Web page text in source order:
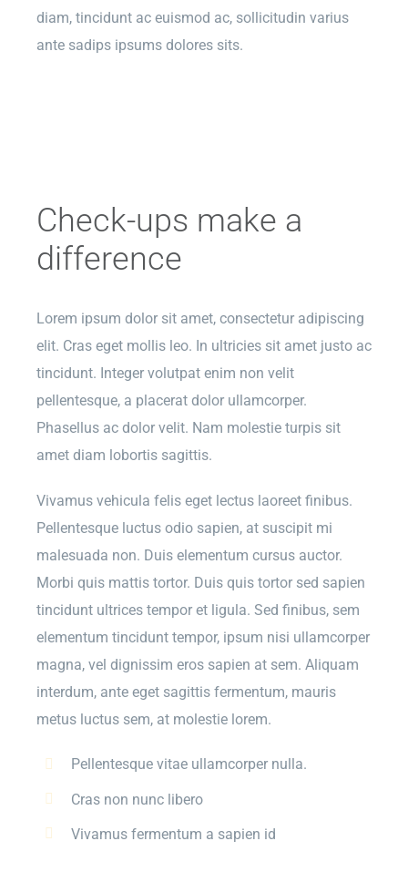
diam, tincidunt ac euismod ac, sollicitudin varius
ante sadips ipsums dolores sits.
Check-ups make a
difference
Lorem ipsum dolor sit amet, consectetur adipiscing
elit. Cras eget mollis leo. In ultricies sit amet justo ac
tincidunt. Integer volutpat enim non velit
pellentesque, a placerat dolor ullamcorper.
Phasellus ac dolor velit. Nam molestie turpis sit
amet diam lobortis sagittis.
Vivamus vehicula felis eget lectus laoreet finibus.
Pellentesque luctus odio sapien, at suscipit mi
malesuada non. Duis elementum cursus auctor.
Morbi quis mattis tortor. Duis quis tortor sed sapien
tincidunt ultrices tempor et ligula. Sed finibus, sem
elementum tincidunt tempor, ipsum nisi ullamcorper
magna, vel dignissim eros sapien at sem. Aliquam
interdum, ante eget sagittis fermentum, mauris
metus luctus sem, at molestie lorem.
Pellentesque vitae ullamcorper nulla.
Cras non nunc libero
Vivamus fermentum a sapien id